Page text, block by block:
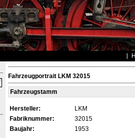
Fahrzeugportrait LKM 32015
Fahrzeugstamm
Hersteller:
LKM
Fabriknummer:
32015
Baujahr:
1953